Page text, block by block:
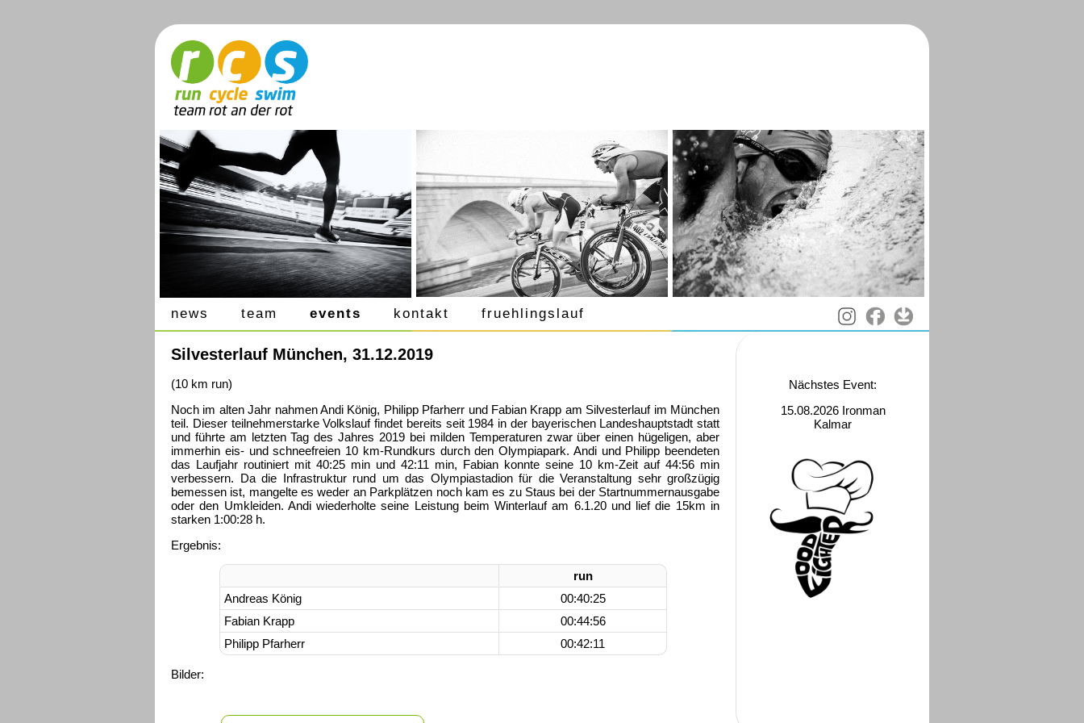
news team events kontakt fruehlingslauf
Silvesterlauf München, 31.12.2019
(10 km run)
Noch im alten Jahr nahmen Andi König, Philipp Pfarherr und Fabian Krapp am Silvesterlauf im München
teil. Dieser teilnehmerstarke Volkslauf findet bereits seit 1984 in der bayerischen Landeshauptstadt statt
und führte am letzten Tag des Jahres 2019 bei milden Temperaturen zwar über einen hügeligen, aber
immerhin eis- und schneefreien 10 km-Rundkurs durch den Olympiapark. Andi und Philipp beendeten
das Laufjahr routiniert mit 40:25 min und 42:11 min, Fabian konnte seine 10 km-Zeit auf 44:56 min
verbessern. Da die Infrastruktur rund um das Olympiastadion für die Veranstaltung sehr großzügig
bemessen ist, mangelte es weder an Parkplätzen noch kam es zu Staus bei der Startnummernausgabe
oder den Umkleiden. Andi wiederholte seine Leistung beim Winterlauf am 6.1.20 und lief die 15km in
starken 1:00:28 h.
Ergebnis:
run
Andreas König
00:40:25
Fabian Krapp
00:44:56
Philipp Pfarherr
00:42:11
Bilder:
Nächstes Event:
15.08.2026 Ironman
Kalmar